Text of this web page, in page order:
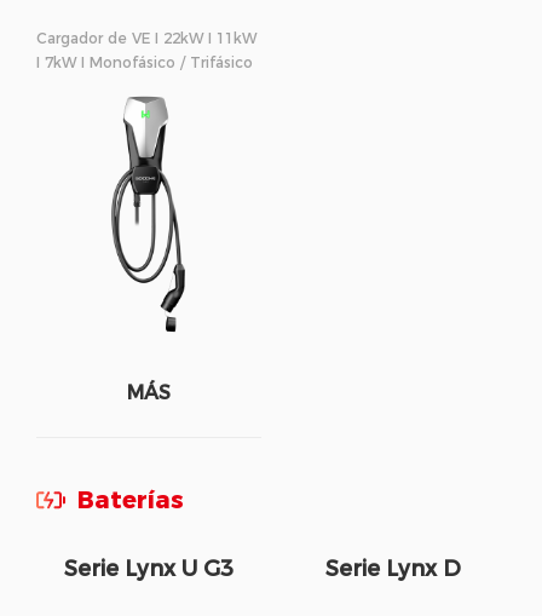
Cargador de VE I 22kW I 11kW
I 7kW I Monofásico / Trifásico
MÁS
Baterías
Serie Lynx U G3 Serie Lynx D